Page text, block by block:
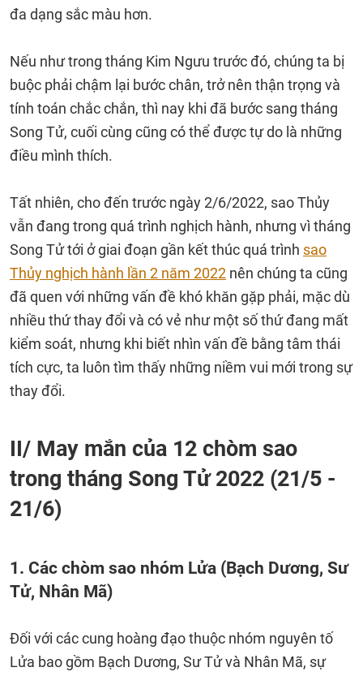
đa dạng sắc màu hơn.
Nếu như trong tháng Kim Ngưu trước đó, chúng ta bị
buộc phải chậm lại bước chân, trở nên thận trọng và
tính toán chắc chắn, thì nay khi đã bước sang tháng
Song Tử, cuối cùng cũng có thể được tự do là những
điều mình thích.
Tất nhiên, cho đến trước ngày 2/6/2022, sao Thủy
vẫn đang trong quá trình nghịch hành, nhưng vì tháng
Song Tử tới ở giai đoạn gần kết thúc quá trình sao
Thủy nghịch hành lần 2 năm 2022 nên chúng ta cũng
đã quen với những vấn đề khó khăn gặp phải, mặc dù
nhiều thứ thay đổi và có vẻ như một số thứ đang mất
kiểm soát, nhưng khi biết nhìn vấn đề bằng tâm thái
tích cực, ta luôn tìm thấy những niềm vui mới trong sự
thay đổi.
II/ May mắn của 12 chòm sao
trong tháng Song Tử 2022 (21/5 -
21/6)
1. Các chòm sao nhóm Lửa (Bạch Dương, Sư
Tử, Nhân Mã)
Đối với các cung hoàng đạo thuộc nhóm nguyên tố
Lửa bao gồm Bạch Dương, Sư Tử và Nhân Mã, sự